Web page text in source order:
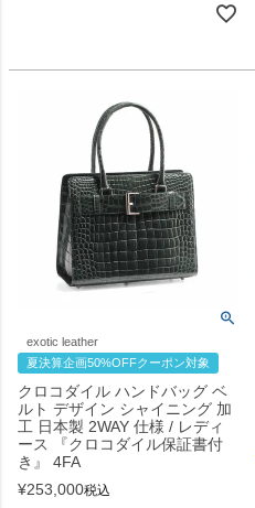
exotic leather
夏決算企画50%OFFクーポン対象
クロコダイル ハンドバッグ ベ
ルト デザイン シャイニング 加
工 日本製 2WAY 仕様 / レディ
ース 『クロコダイル保証書付
き』 4FA
¥253,000税込